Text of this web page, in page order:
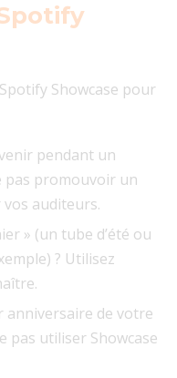
Showcase pour
pendant un
pas promouvoir un
auditeurs.
» (un tube d’été ou
? Utilisez
anniversaire de votre
pas utiliser Showcase